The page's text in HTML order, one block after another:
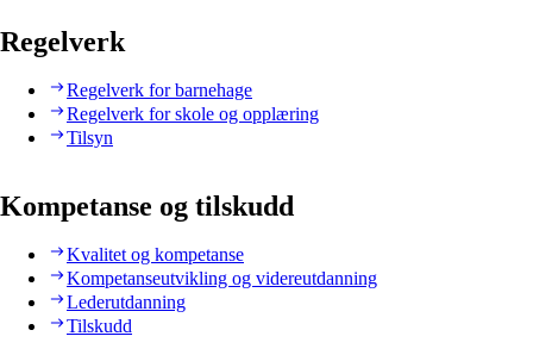
Regelverk
Regelverk for barnehage
Regelverk for skole og opplæring
Tilsyn
Kompetanse og tilskudd
Kvalitet og kompetanse
Kompetanseutvikling og videreutdanning
Lederutdanning
Tilskudd